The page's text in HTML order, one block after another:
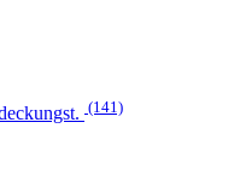
(141)